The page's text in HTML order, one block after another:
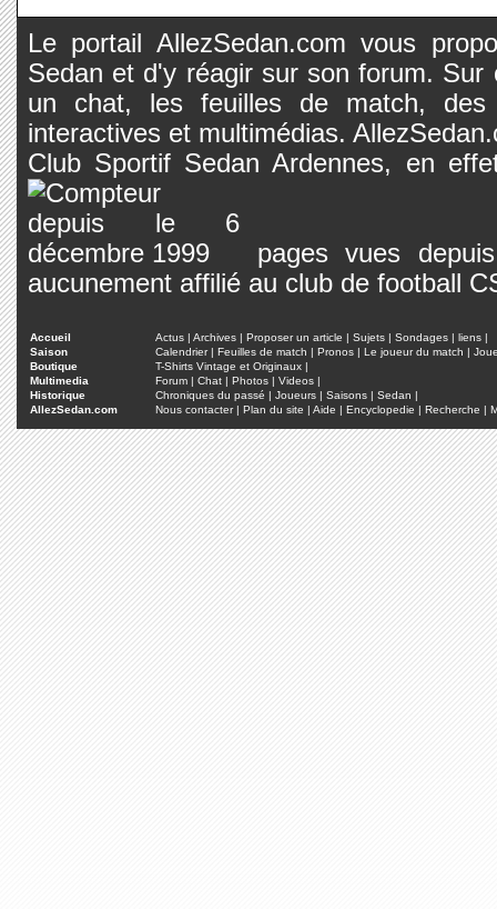
Le portail AllezSedan.com vous
Sedan et d'y réagir sur son forum.
un chat, les feuilles de match, des
interactives et multimédias.
Club Sportif Sedan Ardennes, en
pages vues
aucunement affilié au club de football
Accueil Actus | Archives | Proposer un article | Sujets | Sondages | liens |
Saison
Calendrier| Feuilles de match | Pronos | Le joueur du match |
Boutique
T-Shirts Vintage et Originaux |
Multimedia
Forum | Chat | Photos | Videos |
Historique
Chroniques du passé | Joueurs | Saisons | Sedan |
AllezSedan.com
Nous contacter| Plan du site | Aide | Encyclopedie | Recherche |